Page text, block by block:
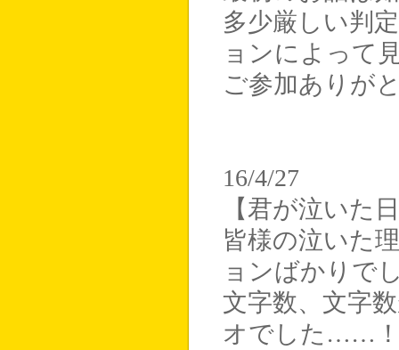
多少厳しい判
ョンによって
ご参加ありが
16/4/27
【君が泣いた
皆様の泣いた
ョンばかりで
文字数、文字
オでした……